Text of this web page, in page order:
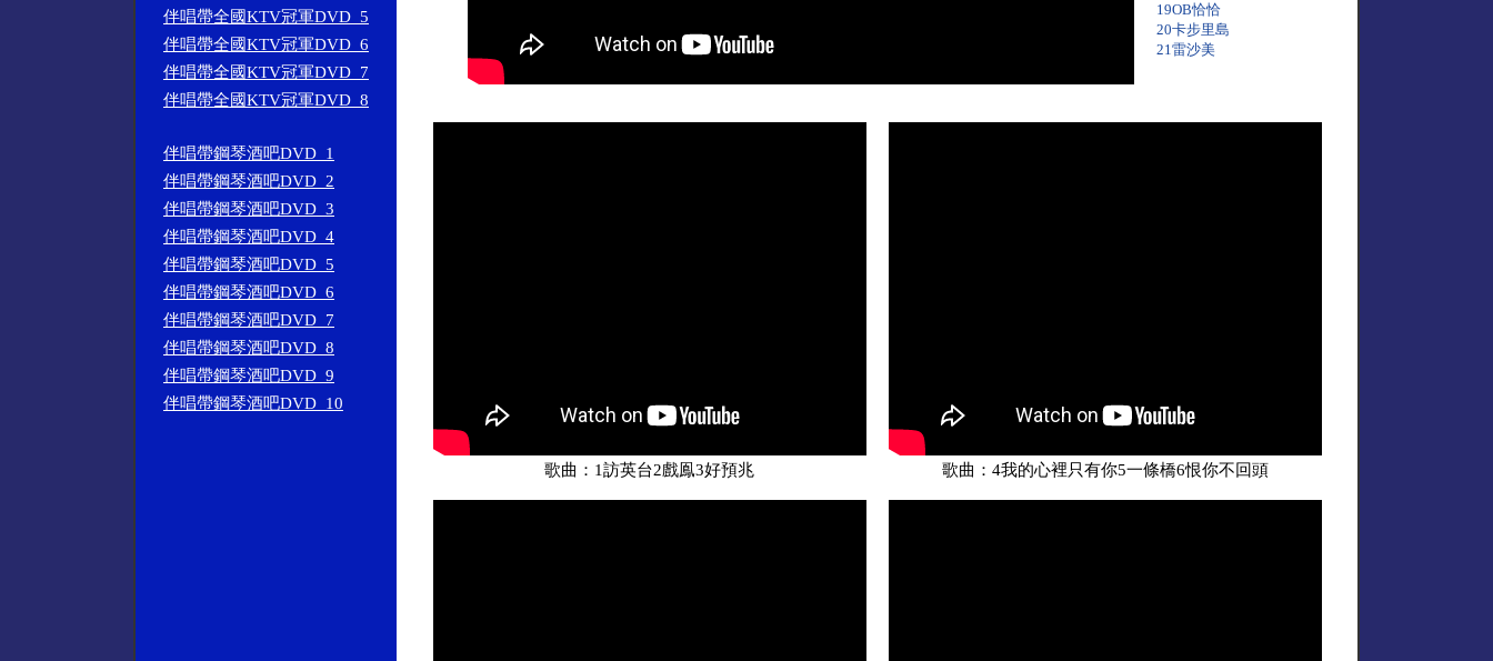
伴唱帶全國KTV冠軍DVD_5
伴唱帶全國KTV冠軍DVD_6
伴唱帶全國KTV冠軍DVD_7
伴唱帶全國KTV冠軍DVD_8
伴唱帶鋼琴酒吧DVD_1
伴唱帶鋼琴酒吧DVD_2
伴唱帶鋼琴酒吧DVD_3
伴唱帶鋼琴酒吧DVD_4
伴唱帶鋼琴酒吧DVD_5
伴唱帶鋼琴酒吧DVD_6
伴唱帶鋼琴酒吧DVD_7
伴唱帶鋼琴酒吧DVD_8
伴唱帶鋼琴酒吧DVD_9
伴唱帶鋼琴酒吧DVD_10
19OB恰恰
20卡步里島
21雷沙美
歌曲：1訪英台2戲鳯3好預兆 歌曲：4我的心裡只有你5一條橋6恨你不回頭